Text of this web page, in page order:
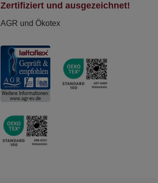
Zertifiziert und ausgezeichnet!
AGR und Ökotex